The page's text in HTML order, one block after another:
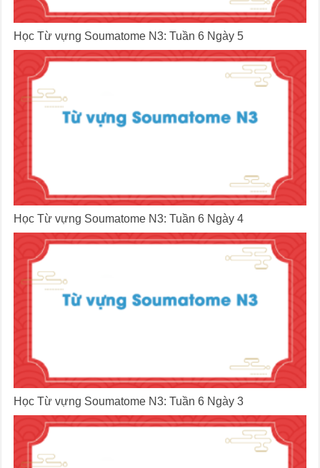
Học Từ vựng Soumatome N3: Tuần 6 Ngày 5
Học Từ vựng Soumatome N3: Tuần 6 Ngày 4
Học Từ vựng Soumatome N3: Tuần 6 Ngày 3